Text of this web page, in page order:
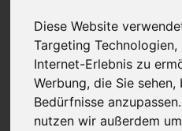
Diese Website
Targeting Technologien,
Internet-Erlebnis zu
Werbung, die Sie sehen,
Bedürfnisse
nutzen wir außerdem
Vor 27 Jahren schrieb
ich das Buch "Der
Schutz der Augen bei
der Bildschirmarbeit".
Ich arbeite fast nur am